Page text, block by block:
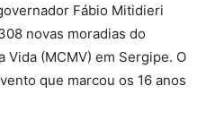
Fábio Mitidieri
novas moradias do
Vida (MCMV) em Sergipe. O
que marcou os 16 anos